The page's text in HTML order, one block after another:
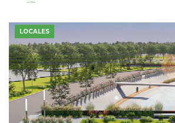
Leer Más
LOCALES